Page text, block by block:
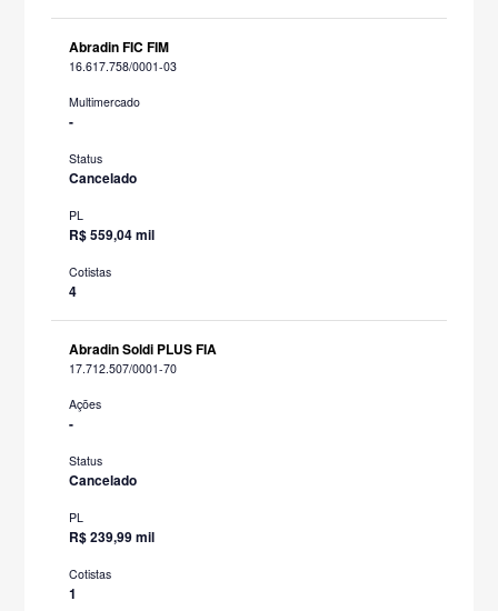
Abradin FIC FIM
16.617.758/0001-03
Multimercado
-
Status
Cancelado
PL
R$ 559,04 mil
Cotistas
4
Abradin Soldi PLUS FIA
17.712.507/0001-70
Ações
-
Status
Cancelado
PL
R$ 239,99 mil
Cotistas
1